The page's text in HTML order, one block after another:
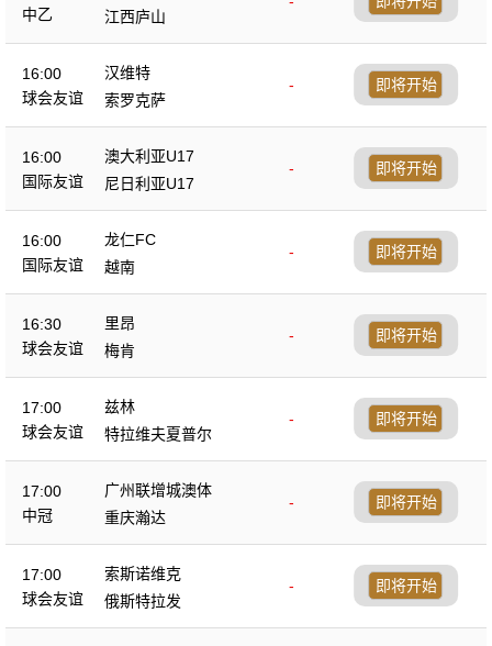
中乙
江西庐山
16:00
球会友谊
汉维特
-
索罗克萨
即将开始
16:00
国际友谊
澳大利亚U17
-
尼日利亚U17
即将开始
16:00
国际友谊
龙仁FC
-
越南
即将开始
16:30
球会友谊
里昂
-
梅肯
即将开始
17:00
球会友谊
兹林
-
特拉维夫夏普尔
即将开始
17:00
中冠
广州联增城澳体
-
重庆瀚达
即将开始
17:00
球会友谊
索斯诺维克
-
俄斯特拉发
即将开始